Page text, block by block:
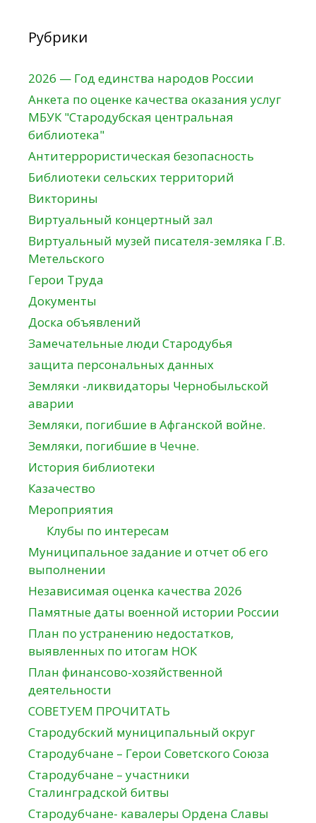
Рубрики
2026 — Год единства народов России
Анкета по оценке качества оказания услуг
МБУК "Стародубская центральная
библиотека"
Антитеррористическая безопасность
Библиотеки сельских территорий
Викторины
Виртуальный концертный зал
Виртуальный музей писателя-земляка Г.В.
Метельского
Герои Труда
Документы
Доска объявлений
Замечательные люди Стародубья
защита персональных данных
Земляки -ликвидаторы Чернобыльской
аварии
Земляки, погибшие в Афганской войне.
Земляки, погибшие в Чечне.
История библиотеки
Казачество
Мероприятия
Клубы по интересам
Муниципальное задание и отчет об его
выполнении
Независимая оценка качества 2026
Памятные даты военной истории России
План по устранению недостатков,
выявленных по итогам НОК
План финансово-хозяйственной
деятельности
СОВЕТУЕМ ПРОЧИТАТЬ
Стародубский муниципальный округ
Стародубчане – Герои Советского Союза
Стародубчане – участники
Сталинградской битвы
Стародубчане- кавалеры Ордена Славы